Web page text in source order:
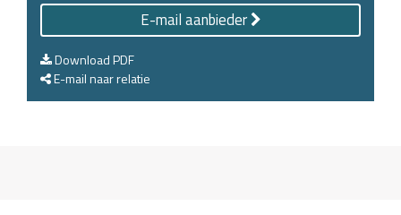
E-mail aanbieder
Download PDF
E-mail naar relatie